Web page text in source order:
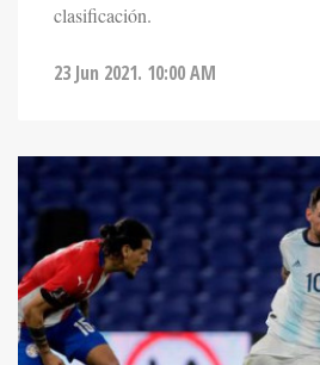
clasificación.
23 Jun 2021. 10:00 AM